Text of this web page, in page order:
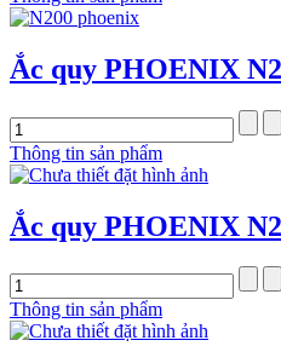
Ắc quy PHOENIX
Thông tin sản phẩm
Ắc quy PHOENIX
Thông tin sản phẩm